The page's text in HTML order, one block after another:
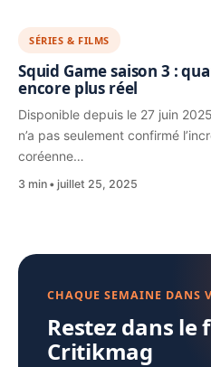
SÉRIES & FILMS
Squid Game saison 3 :
encore plus réel
Disponible depuis le 27 juin
n’a pas seulement confirmé
coréenne…
3 min juillet 25, 2025
CHAQUE SEMAINE DANS
Restez dans le
Critikmag